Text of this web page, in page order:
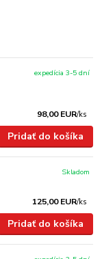
98,00 EUR/ks
expedícia 3-5 dní
Pridať do košíka
125,00 EUR/ks
Skladom
Pridať do košíka